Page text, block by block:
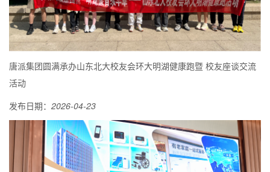
唐派集团圆满承办山东北大校友会环大明湖健康跑暨 校友座谈交流
活动
发布日期： 2026-04-23